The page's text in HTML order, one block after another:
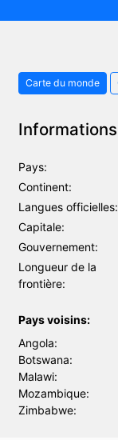
Carte du monde
Pays:
Continent:
Langues officielles:
Capitale:
Gouvernement:
Longueur de la
frontière:
Pays voisins:
Angola:
Botswana:
Malawi:
Mozambique:
Zimbabwe: